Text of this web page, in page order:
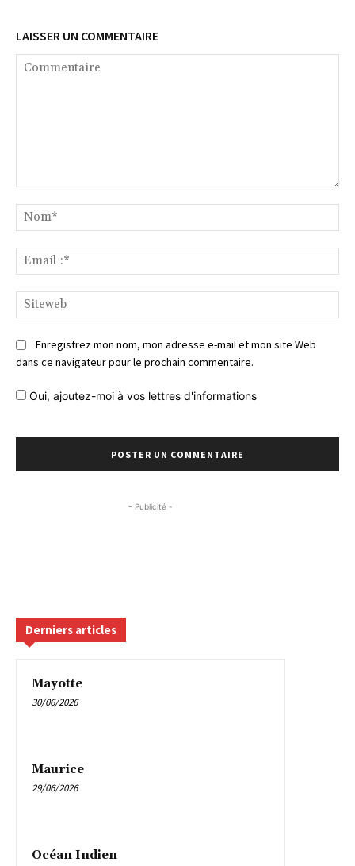
LAISSER UN COMMENTAIRE
:*
Enregistrez mon nom, mon adresse e-mail et mon site Web
dans ce navigateur pour le prochain commentaire.
Oui, ajoutez-moi à vos lettres d'informations
- Publicité -
Derniers articles
Mayotte
30/06/2026
Maurice
29/06/2026
Océan Indien